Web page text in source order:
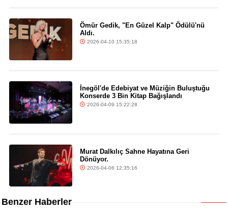
Ömür Gedik, "En Güzel Kalp" Ödülü'nü
Aldı.
2026-04-10 15:35:18
İnegöl'de Edebiyat ve Müziğin Buluştuğu
Konserde 3 Bin Kitap Bağışlandı
2026-04-09 15:22:28
Murat Dalkılıç Sahne Hayatına Geri
Dönüyor.
2026-04-06 12:35:16
Benzer Haberler